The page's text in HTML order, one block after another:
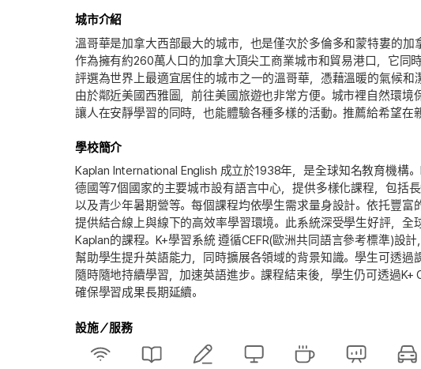
城市介紹
溫哥華是加拿大西部最大的城市，也是僅次於多倫多和蒙特婁的加
作為擁有約260萬人口的加拿大頂尖工商業城市和貿易港口，它同
評選為世界上最適宜居住的城市之一的溫哥華，憑藉溫暖的氣候和
由於鄰近美國西雅圖，前往美國旅遊也非常方便。城市裡自然環境
讓人在安靜學習的同時，也能體驗各種多樣的活動。推薦給希望在
學校簡介
Kaplan International English 成立於1938年，是全球知名教育機構
德國等7個國家的主要城市設有語言中心，提供多樣化課程，包括
以及青少年暑期營等。每個課程均依學生需求量身設計。依托豐富
提供結合線上與線下的高效率學習環境。此系統深受學生好評，
Kaplan的課程。K+學習系統 遵循CEFR(歐洲共同語言參考標準)設
幫助學生提升英語能力，同時擴展各領域的背景知識。學生可透過
隨時隨地持續學習，加速英語進步。課程結束後，學生仍可透過K+
確保學習成果長期延續。
設施／服務